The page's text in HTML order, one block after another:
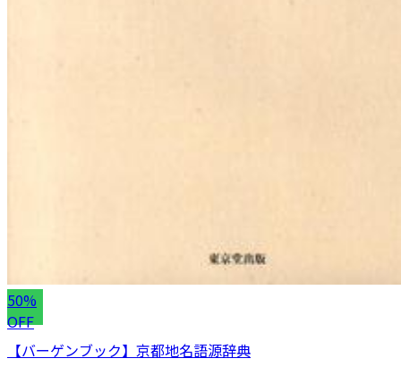
50%
OFF
【バーゲンブック】京都地名語源辞典